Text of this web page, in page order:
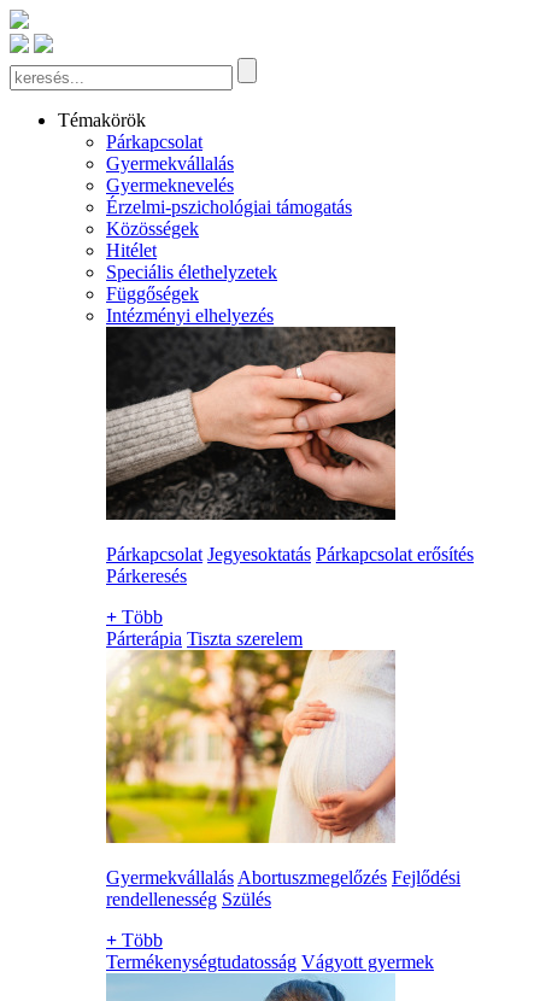
Témakörök
Párkapcsolat
Gyermekvállalás
Gyermeknevelés
Érzelmi-pszichológiai támogatás
Közösségek
Hitélet
Speciális élethelyzetek
Függőségek
Intézményi elhelyezés
Párkapcsolat Jegyesoktatás Párkapcsolat erősítés
Párkeresés
+ Több
Párterápia Tiszta szerelem
Gyermekvállalás Abortuszmegelőzés Fejlődési
rendellenesség Szülés
+ Több
Termékenységtudatosság Vágyott gyermek